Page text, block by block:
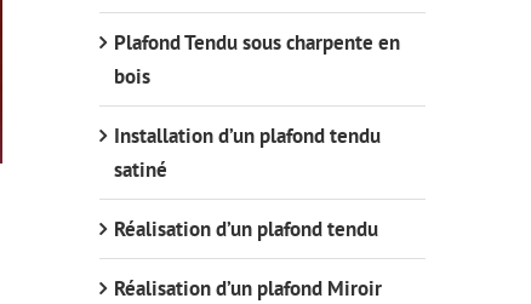
Plafond Tendu sous charpente en
bois
Installation d’un plafond tendu
satiné
Réalisation d’un plafond tendu
Réalisation d’un plafond Miroir